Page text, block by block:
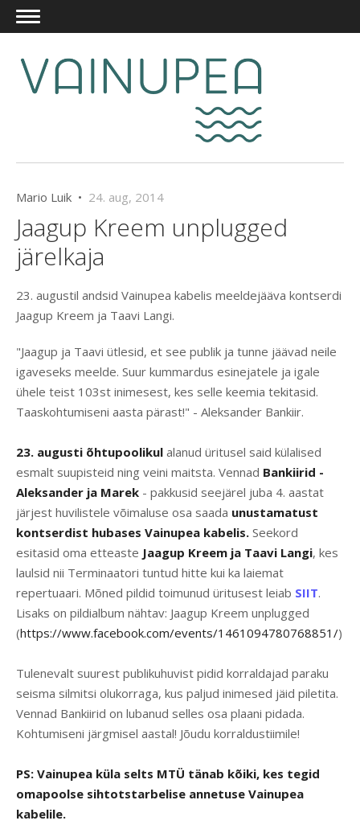
Mario Luik • 24. aug, 2014
Jaagup Kreem unplugged
järelkaja
23. augustil andsid Vainupea kabelis meeldejääva kontserdi
Jaagup Kreem ja Taavi Langi.
"Jaagup ja Taavi ütlesid, et see publik ja tunne jäävad neile
igaveseks meelde. Suur kummardus esinejatele ja igale
ühele teist 103st inimesest, kes selle keemia tekitasid.
Taaskohtumiseni aasta pärast!" - Aleksander Bankiir.
23. augusti õhtupoolikul alanud üritusel said külalised
esmalt suupisteid ning veini maitsta. Vennad Bankiirid -
Aleksander ja Marek - pakkusid seejärel juba 4. aastat
järjest huvilistele võimaluse osa saada unustamatust
kontserdist hubases Vainupea kabelis. Seekord
esitasid oma etteaste Jaagup Kreem ja Taavi Langi, kes
laulsid nii Terminaatori tuntud hitte kui ka laiemat
repertuaari. Mõned pildid toimunud üritusest leiab SIIT.
Lisaks on pildialbum nähtav: Jaagup Kreem unplugged
(https://www.facebook.com/events/1461094780768851/)
Tulenevalt suurest publikuhuvist pidid korraldajad paraku
seisma silmitsi olukorraga, kus paljud inimesed jäid piletita.
Vennad Bankiirid on lubanud selles osa plaani pidada.
Kohtumiseni järgmisel aastal! Jõudu korraldustiimile!
PS: Vainupea küla selts MTÜ tänab kõiki, kes tegid
omapoolse sihtotstarbelise annetuse Vainupea
kabelile.